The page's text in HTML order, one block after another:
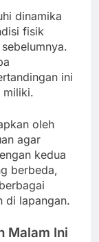
dinamika
fisik
ini
miliki.
oleh
agar
kedua
berbeda,
di lapangan.
Malam Ini